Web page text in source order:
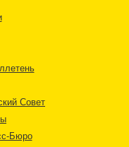
Совет
Бюро